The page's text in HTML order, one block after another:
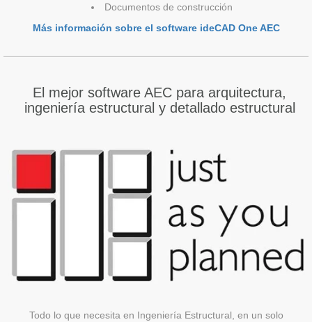
Documentos de construcción
Más información sobre el software ideCAD One AEC
El mejor software AEC para arquitectura,
ingeniería estructural y detallado estructural
Todo lo que necesita en Ingeniería Estructural, en un solo